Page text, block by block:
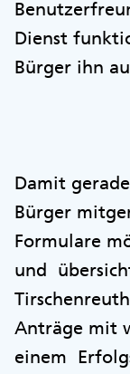
Dienst
Bürger ihn
Damit
Bürger
Formulare
und
Anträge mit
einem